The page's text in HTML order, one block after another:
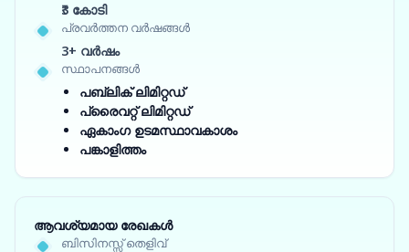
₹3 കോടി
പ്രവർത്തന വർഷങ്ങൾ
3+ വർഷം
സ്ഥാപനങ്ങൾ
പബ്ലിക് ലിമിറ്റഡ്
പ്രൈവറ്റ് ലിമിറ്റഡ്
ഏകാംഗ ഉടമസ്ഥാവകാശം
പങ്കാളിത്തം
ആവശ്യമായ രേഖകൾ
ബിസിനസ്സ് തെളിവ്